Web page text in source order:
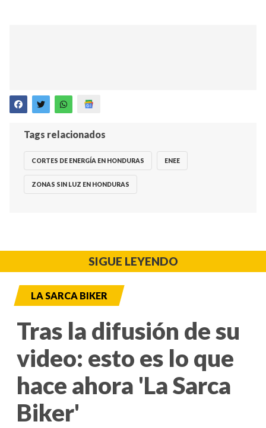
Tags relacionados
CORTES DE ENERGÍA EN HONDURAS ENEE
ZONAS SIN LUZ EN HONDURAS
SIGUE LEYENDO
LA SARCA BIKER
Tras la difusión de su
video: esto es lo que
hace ahora 'La Sarca
Biker'